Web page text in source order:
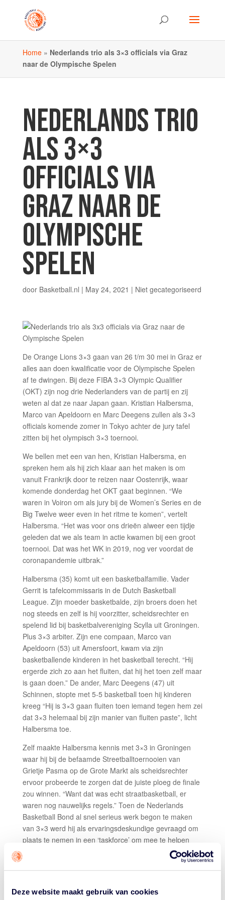
Deze website maakt gebruik van cookies
Home» Nederlands trio als 3×3 officials via Graz
naar de Olympische Spelen
NEDERLANDS TRIO
ALS 3×3
OFFICIALS VIA
GRAZ NAAR DE
OLYMPISCHE
SPELEN
door Basketball.nl | May 24, 2021 | Niet gecategoriseerd
De Orange Lions 3×3 gaan van 26 t/m 30 mei in Graz er
alles aan doen kwalificatie voor de Olympische Spelen
af te dwingen. Bij deze FIBA 3×3 Olympic Qualifier
(OKT) zijn nog drie Nederlanders van de partij en zij
weten al dat ze naar Japan gaan. Kristian Halbersma,
Marco van Apeldoorn en Marc Deegens zullen als 3×3
officials komende zomer in Tokyo achter de jury tafel
zitten bij het olympisch 3×3 toernooi.
We bellen met een van hen, Kristian Halbersma, en
spreken hem als hij zich klaar aan het maken is om
vanuit Frankrijk door te reizen naar Oostenrijk, waar
komende donderdag het OKT gaat beginnen. “We
waren in Voiron om als jury bij de Women’s Series en de
Big Twelve weer even in het ritme te komen”, vertelt
Halbersma. “Het was voor ons drieën alweer een tijdje
geleden dat we als team in actie kwamen bij een groot
toernooi. Dat was het WK in 2019, nog ver voordat de
coronapandemie uitbrak.”
Halbersma (35) komt uit een basketbalfamilie. Vader
Gerrit is tafelcommissaris in de Dutch Basketball
League. Zijn moeder basketbalde, zijn broers doen het
nog steeds en zelf is hij voorzitter, scheidsrechter en
spelend lid bij basketbalvereniging Scylla uit Groningen.
Plus 3×3 arbiter. Zijn ene compaan, Marco van
Apeldoorn (53) uit Amersfoort, kwam via zijn
basketballende kinderen in het basketball terecht. “Hij
ergerde zich zo aan het fluiten, dat hij het toen zelf maar
is gaan doen.” De ander, Marc Deegens (47) uit
Schinnen, stopte met 5-5 basketball toen hij kinderen
kreeg “Hij is 3×3 gaan fluiten toen iemand tegen hem zei
dat 3×3 helemaal bij zijn manier van fluiten paste”, licht
Halbersma toe.
Zelf maakte Halbersma kennis met 3×3 in Groningen
waar hij bij de befaamde Streetballtoernooien van
Grietje Pasma op de Grote Markt als scheidsrechter
ervoor probeerde te zorgen dat de juiste ploeg de finale
zou winnen. “Want dat was echt straatbasketball, er
waren nog nauwelijks regels.” Toen de Nederlands
Basketball Bond al snel serieus werk begon te maken
van 3×3 werd hij als ervaringsdeskundige gevraagd om
plaats te nemen in een ‘taskforce’ om mee te helpen
deze nieuwe tak van basketball en de bijbehorende
spelregels verder te ontwikkelen. “Ik was toen al 3×3
aantal plekken op de grote toernooien, dus ik koos ik